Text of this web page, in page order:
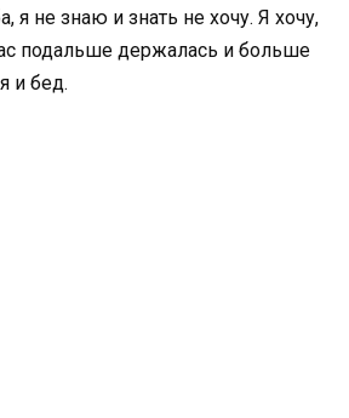
я не знаю и знать не хочу. Я хочу,
подальше держалась и больше
и бед.